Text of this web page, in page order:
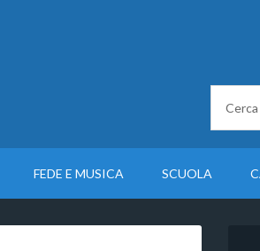
FEDE E MUSICA SCUOLA